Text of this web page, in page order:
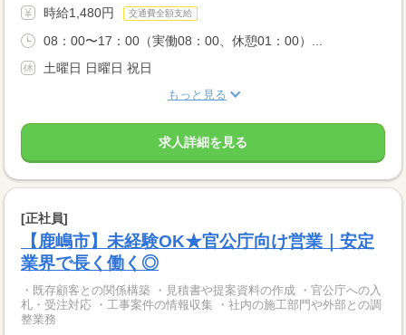
時給1,480円 交通費全額支給
08：00〜17：00（実働08：00、休憩01：00）...
土曜日 日曜日 祝日
もっと見る
求人詳細を見る
[正社員]
【鹿嶋市】未経験OK★官公庁向け営業｜安定
業界で長く働く◎
・既存顧客との関係構築 ・見積書や提案資料の作成 ・官公庁への入
札・受注対応 ・工事案件の情報収集 ・社内の施工部門や外部との調
整業務